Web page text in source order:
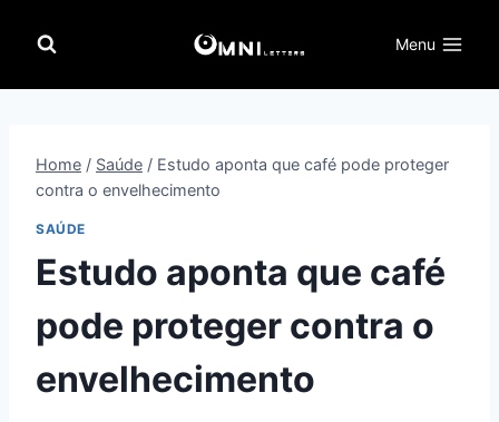
para
Menu
Home / Saúde / Estudo aponta que café pode proteger
contra o envelhecimento
SAÚDE
Estudo aponta que café
pode proteger contra o
envelhecimento